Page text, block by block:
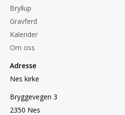
Bryllup
Gravferd
Kalender
Om oss
Adresse
Nes kirke
Bryggevegen 3
2350 Nes